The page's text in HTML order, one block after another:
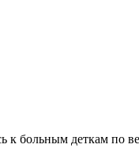
к больным деткам по